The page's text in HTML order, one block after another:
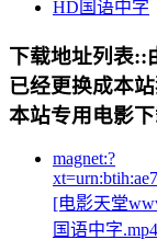
HD国语中字
下载地址列表::
已经更换成本
本站专用电影
magnet:?
[电影天堂
国语中字.mp4